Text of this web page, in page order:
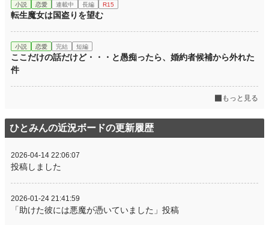
小説 恋愛 連載中 長編 R15
転生魔女は国盗りを望む
小説 恋愛 完結 短編
ここだけの話だけど・・・と愚痴ったら、婚約者候補から外れた
件
もっと見る
ひとみんの近況ボードの更新履歴
2026-04-14 22:06:07
投稿しました
2026-01-24 21:41:59
「助けた彼には悪魔が憑いていました」投稿